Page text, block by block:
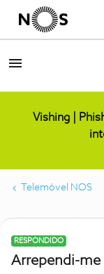
Vishing |
Telemóvel NOS
RESPONDIDO
Arrependi-